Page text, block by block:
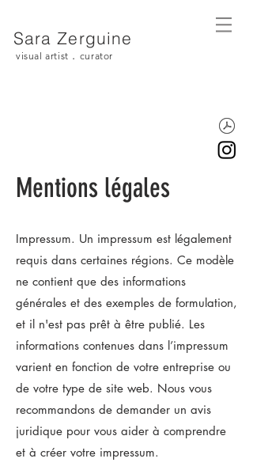
Sara Zerguine
visual artist . curator
Mentions légales
Impressum. Un impressum est légalement
requis dans certaines régions. Ce modèle
ne contient que des informations
générales et des exemples de formulation,
et il n'est pas prêt à être publié. Les
informations contenues dans l’impressum
varient en fonction de votre entreprise ou
de votre type de site web. Nous vous
recommandons de demander un avis
juridique pour vous aider à comprendre
et à créer votre impressum.